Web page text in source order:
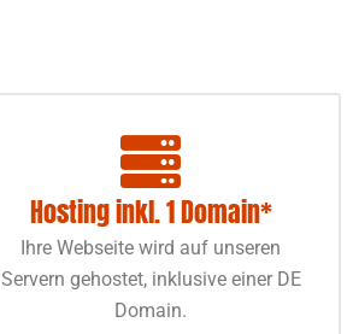
Hosting inkl. 1 Domain*
Ihre Webseite wird auf unseren
Servern gehostet, inklusive einer DE
Domain.